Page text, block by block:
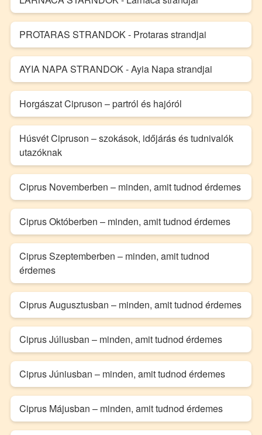
PROTARAS STRANDOK - Protaras strandjai
AYIA NAPA STRANDOK - Ayia Napa strandjai
Horgászat Cipruson – partról és hajóról
Húsvét Cipruson – szokások, időjárás és tudnivalók
utazóknak
Ciprus Novemberben – minden, amit tudnod érdemes
Ciprus Októberben – minden, amit tudnod érdemes
Ciprus Szeptemberben – minden, amit tudnod
érdemes
Ciprus Augusztusban – minden, amit tudnod érdemes
Ciprus Júliusban – minden, amit tudnod érdemes
Ciprus Júniusban – minden, amit tudnod érdemes
Ciprus Májusban – minden, amit tudnod érdemes